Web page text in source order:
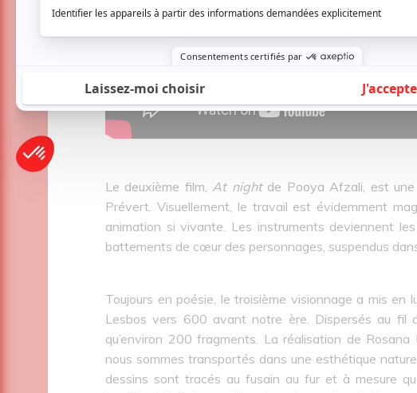
Le deuxième film,At nightde Pooya Afzali, est une
Prévert. Visuellement, le travail est évidemment
animation si vivante. Les instruments deviennent
battements de cœur des personnages, suspendus
Toujours en poésie, le troisième visionnage a mis en
Lesbos vers 600 avant notre ère. Dispersés au fil
qu’environ 200 fragments. La réalisation de
nous sommes transportés dans une esthétique
dessins sont tracés au fusain au fur et à mesure